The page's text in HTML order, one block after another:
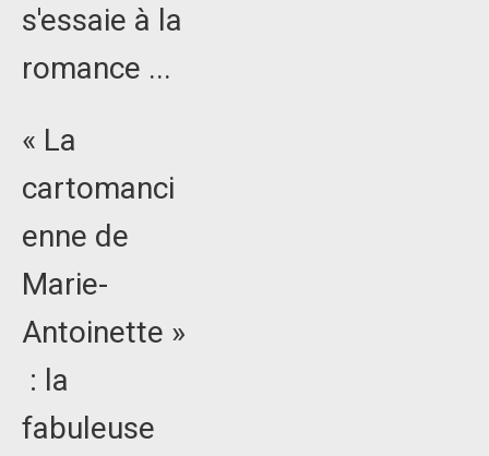
s'essaie à la
romance ...
« La
cartomanci
enne de
Marie-
Antoinette »
: la
fabuleuse